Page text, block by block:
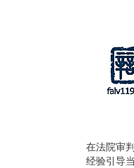
在法院审
经验引导